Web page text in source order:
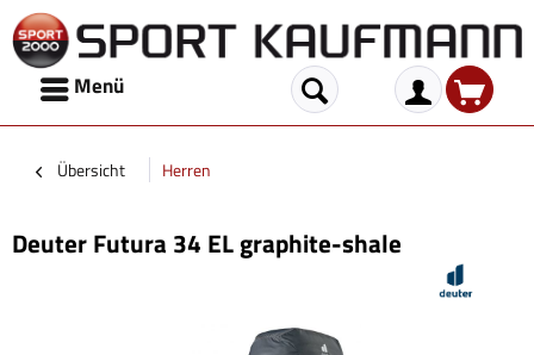
Menü
Übersicht Herren
Deuter Futura 34 EL graphite-shale